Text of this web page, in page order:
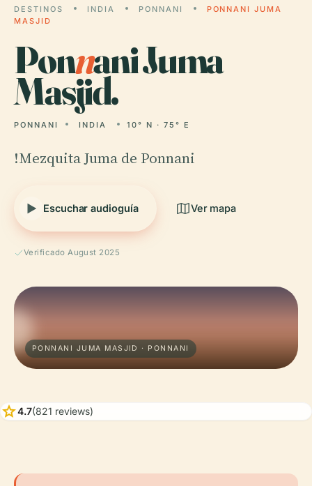
DESTINOS INDIA PONNANI
PONNANI JUMA
MASJID
Ponnani Juma
Masjid.
PONNANI INDIA 10° N · 75° E
!Mezquita Juma de Ponnani
Escuchar audioguía Ver mapa
Verificado August 2025
PONNANI JUMA MASJID · PONNANI
star4.7(821 reviews)